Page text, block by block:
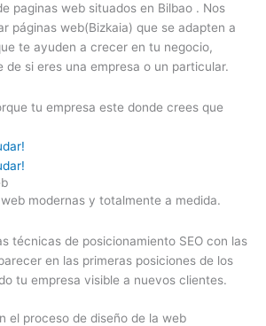
paginas web situados en Bilbao . Nos
páginas web(Bizkaia) que se adapten a
te ayuden a crecer en tu negocio,
de si eres una empresa o un particular.
tu empresa este donde crees que
modernas y totalmente a medida.
técnicas de posicionamiento SEO con las
en las primeras posiciones de los
tu empresa visible a nuevos clientes.
el proceso de diseño de la web